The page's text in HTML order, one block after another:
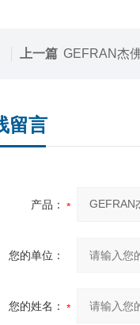
上一篇 GEFRAN杰
留言
产品：
您的单位：
您的姓名：